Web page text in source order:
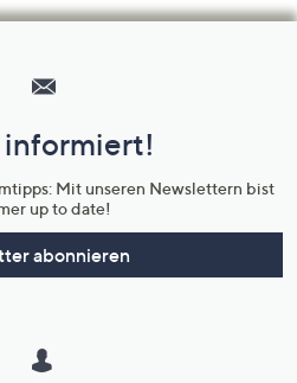
informiert!
Mit unseren Newslettern bist
up to date!
abonnieren